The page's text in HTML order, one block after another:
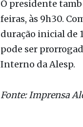
duração inicial de
pode ser
Interno da Alesp.
Fonte: Imprensa